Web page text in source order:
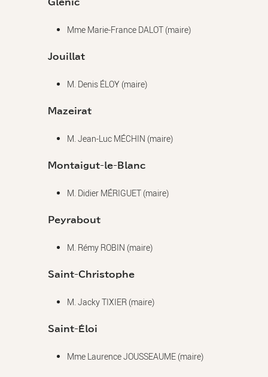
Glénic
Mme Marie-France DALOT (maire)
Jouillat
M. Denis ÉLOY (maire)
Mazeirat
M. Jean-Luc MÉCHIN (maire)
Montaigut-le-Blanc
M. Didier MÉRIGUET (maire)
Peyrabout
M. Rémy ROBIN (maire)
Saint-Christophe
M. Jacky TIXIER (maire)
Saint-Éloi
Mme Laurence JOUSSEAUME (maire)